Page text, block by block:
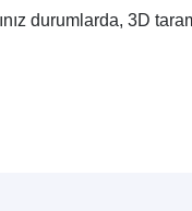
durumlarda, 3D